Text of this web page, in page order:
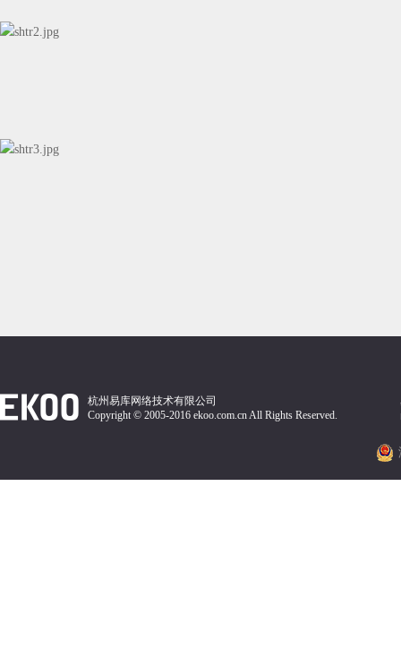
杭州易库网络技术有限公司
Copyright © 2005-2016 ekoo.com.cn All Rights Reserved.